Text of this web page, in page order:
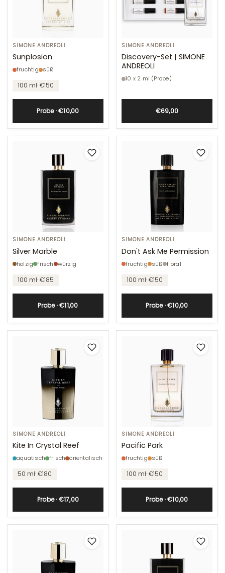
Sunplosion
SIMONE ANDREOLI
Sunplosion
fruchtig süß
100 ml· €150
Probe · €10,00
Discovery-
Set
|
SIMONE
SIMONE ANDREOLI
Discovery-Set | SIMONE
ANDREOLI
10 x 2 ml (Probe)
€69,00
Silver
Marble
SIMONE ANDREOLI
Silver Marble
holzig frisch
würzig
100 ml· €185
Probe · €11,00
Don't
Ask
Me
SIMONE ANDREOLI
Don't Ask Me Permission
fruchtig süß floral
100 ml· €150
Probe · €10,00
Kite
In
Crystal
SIMONE ANDREOLI
Kite In Crystal Reef
aquatisch frisch orientalisch
50 ml· €180
Probe · €17,00
Pacific
Park
SIMONE ANDREOLI
Pacific Park
fruchtig süß
100 ml· €150
Probe · €10,00